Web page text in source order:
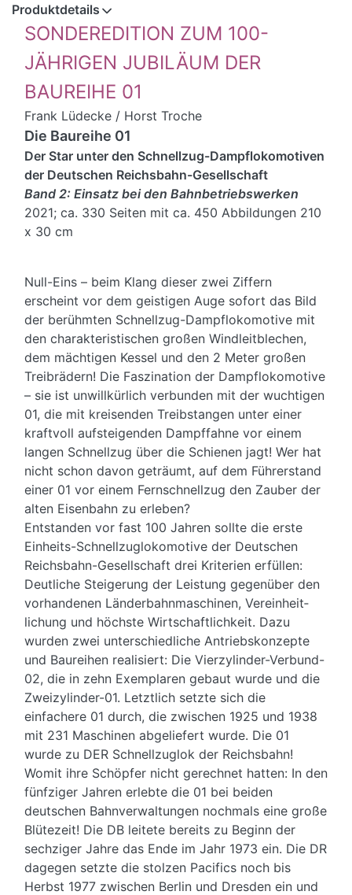
Produktdetails
SONDEREDITION ZUM 100-
JÄHRIGEN JUBILÄUM DER
BAUREIHE 01
Frank Lüdecke / Horst Troche
Die Baureihe 01
Der Star unter den Schnellzug-Dampflokomotiven
der Deutschen Reichsbahn-Gesellschaft
Band 2: Einsatz bei den Bahnbetriebswerken
2021; ca. 330 Seiten mit ca. 450 Abbildungen 210
x 30 cm
Null-Eins – beim Klang dieser zwei Ziffern
erscheint vor dem geistigen Auge sofort das Bild
der berühmten Schnellzug-Dampf­lokomotive mit
den charakteristischen großen Wind­leit­blechen,
dem mächtigen Kessel und den 2 Meter großen
Treib­rädern! Die Faszination der Dampf­lokomotive
– sie ist unwillkürlich verbunden mit der wuchtigen
01, die mit kreisenden Treib­stangen unter einer
kraftvoll aufsteigenden Dampf­fahne vor einem
langen Schnell­zug über die Schienen jagt! Wer hat
nicht schon davon geträumt, auf dem Führerstand
einer 01 vor einem Fern­schnellzug den Zauber der
alten Eisenbahn zu erleben?
Entstanden vor fast 100 Jahren sollte die erste
Einheits-Schnell­zug­lokomotive der Deutschen
Reichs­bahn-Gesellschaft drei Kriterien erfüllen:
Deutliche Steigerung der Leistung gegenüber den
vorhandenen Länder­bahn­maschinen, Ver­ein­heit­
lichung und höchste Wirt­schaft­lichkeit. Dazu
wurden zwei unterschiedliche Antriebs­konzepte
und Bau­reihen realisiert: Die Vierzylinder-Verbund-
02, die in zehn Exemplaren gebaut wurde und die
Zweizylinder-01. Letztlich setzte sich die
einfachere 01 durch, die zwischen 1925 und 1938
mit 231 Maschinen abgeliefert wurde. Die 01
wurde zu DER Schnell­zug­lok der Reichs­bahn!
Womit ihre Schöpfer nicht gerechnet hatten: In den
fünfziger Jahren erlebte die 01 bei beiden
deutschen Bahn­verwaltungen nochmals eine große
Blütezeit! Die DB leitete bereits zu Beginn der
sechziger Jahre das Ende im Jahr 1973 ein. Die DR
dagegen setzte die stolzen Pacifics noch bis
Herbst 1977 zwischen Berlin und Dresden ein und